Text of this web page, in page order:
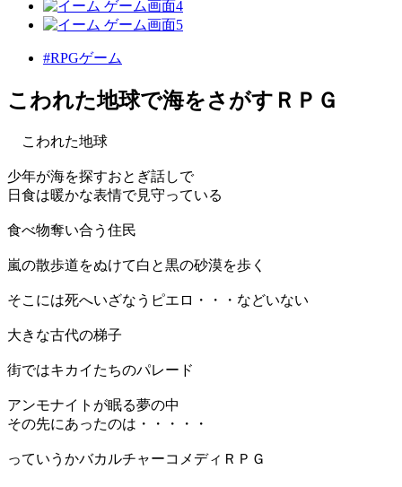
#RPGゲーム
こわれた地球で海をさがすＲＰＧ
こわれた地球
少年が海を探すおとぎ話しで
日食は暖かな表情で見守っている
食べ物奪い合う住民
嵐の散歩道をぬけて白と黒の砂漠を歩く
そこには死へいざなうピエロ・・・などいない
大きな古代の梯子
街ではキカイたちのパレード
アンモナイトが眠る夢の中
その先にあったのは・・・・・
っていうかバカルチャーコメディＲＰＧ